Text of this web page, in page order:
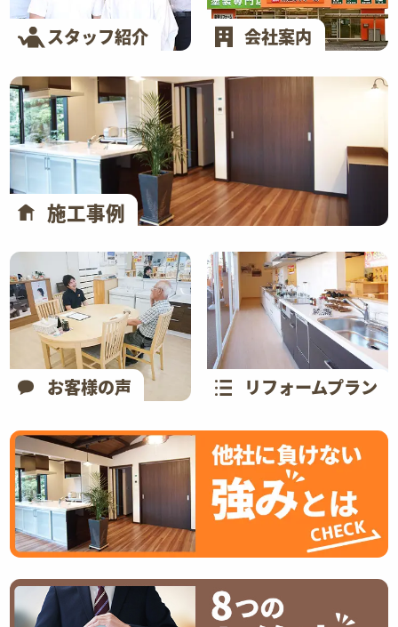
スタッフ紹介 会社案内
施工事例
お客様の声 リフォームプラン